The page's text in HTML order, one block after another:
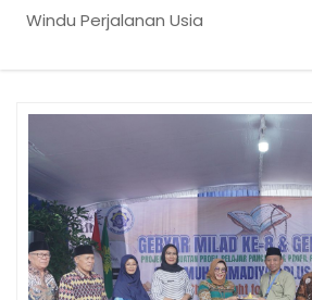
Windu Perjalanan Usia